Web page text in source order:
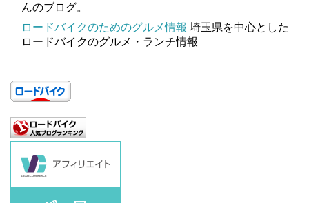
んのブログ。
ロードバイクのためのグルメ情報 埼玉県を中心とした
ロードバイクのグルメ・ランチ情報